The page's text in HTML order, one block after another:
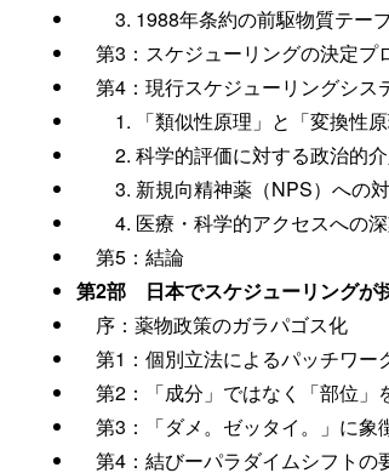
3. 1988年条約の前駆物質テー
第3：スケジューリングの決定プ
第4：現行スケジューリングシス
1. 「類似性原理」と「変換性原
2. 科学的評価に対する政治的介
3. 新規向精神薬（NPS）への
4. 医療・科学的アクセスへの深
第5：結論
第2部 日本でスケジューリングが
序：薬物政策のガラパゴス化
第1：個別立法によるパッチワー
第2：「成分」ではなく「部位」
第3：「ダメ。ゼッタイ。」に象
第4：結びーパラダイムシフト